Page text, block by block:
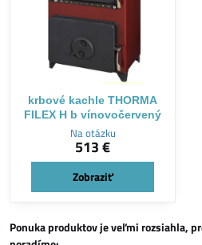
krbové kachle THORMA
FILEX H b vínovočervený
Na otázku
513 €
Zobraziť
Ponuka produktov je veľmi rozsiahla,